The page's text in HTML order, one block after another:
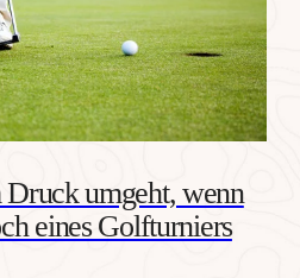
umgeht, wenn
eines Golfturniers